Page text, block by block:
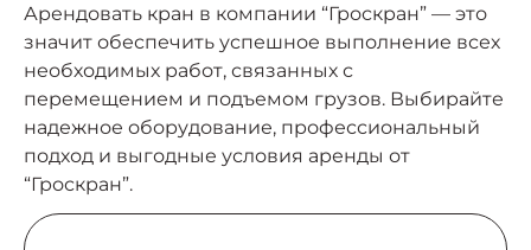
Арендовать кран в компании “Гроскран” — это
значит обеспечить успешное выполнение всех
необходимых работ, связанных с
перемещением и подъемом грузов. Выбирайте
надежное оборудование, профессиональный
подход и выгодные условия аренды от
“Гроскран”.